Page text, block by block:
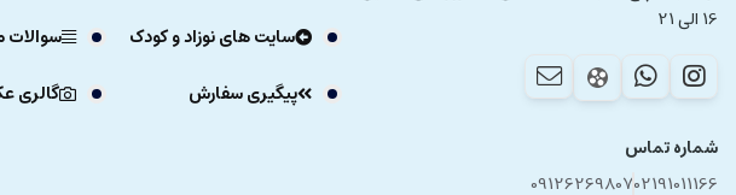
16 الی 21
شماره تماس
02191011166
09126269807
سایت های نوزاد و کودک
سوالات
پیگیری سفارش
گالری